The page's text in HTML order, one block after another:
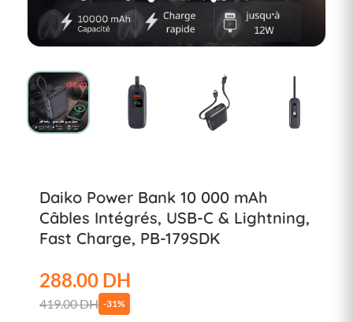
Daiko Power Bank 10 000 mAh
Câbles Intégrés, USB-C & Lightning,
Fast Charge, PB-179SDK
288.00 DH
419.00 DH -31%